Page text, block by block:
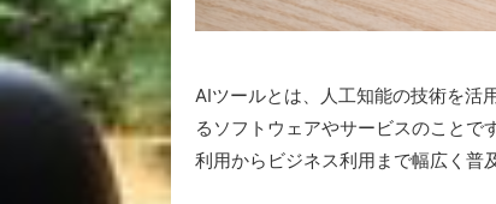
AIツールとは、人工知能の技術を活
るソフトウェアやサービスのことで
利用からビジネス利用まで幅広く普